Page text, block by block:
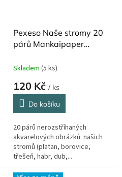
Pexeso Naše stromy 20
párů Mankaipaper
Skladem (5 ks)
120 Kč / ks
Do košíku
20 párů nerozstříhaných
akvarelových obrázků našich
stromů (platan, borovice,
třešeň, habr, dub,...